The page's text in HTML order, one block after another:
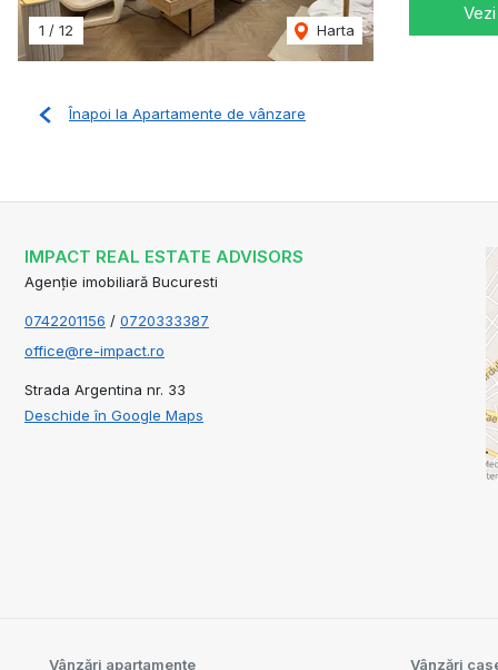
1 / 12 Harta
Înapoi la Apartamente de vânzare
IMPACT REAL ESTATE ADVISORS
Agenție imobiliară Bucuresti
0742201156 / 0720333387
office@re-impact.ro
Strada Argentina nr. 33
Deschide în Google Maps
Vânzări apartamente Vânzări